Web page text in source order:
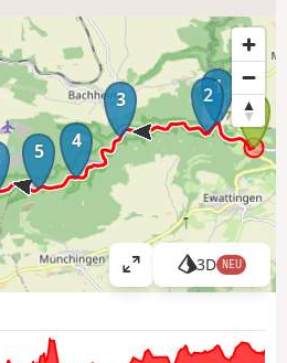
1
2
3
4
5
K
a
3D NEU